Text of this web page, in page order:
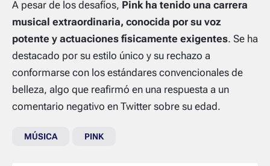
A pesar de los desafíos, Pink ha tenido una carrera
musical extraordinaria, conocida por su voz
potente y actuaciones físicamente exigentes. Se ha
destacado por su estilo único y su rechazo a
conformarse con los estándares convencionales de
belleza, algo que reafirmó en una respuesta a un
comentario negativo en Twitter sobre su edad.
MÚSICA PINK